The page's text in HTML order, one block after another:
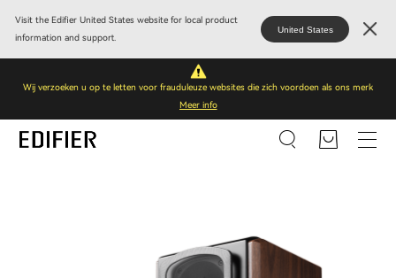
Visit the Edifier United States website for local product
information and support.
United States
Wij verzoeken u op te letten voor frauduleuze websites die zich voordoen als ons merk
Meer info